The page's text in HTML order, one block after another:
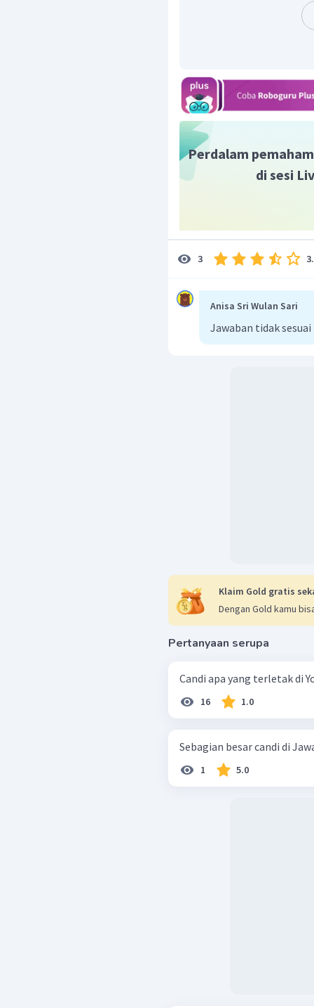
Dengan demikian,
ornamen figuratif yang
Perdalam
di sesi
3
Anisa Sri Wulan Sari
Jawaban tidak sesuai
Klaim Gold gratis
Dengan Gold kamu
Pertanyaan serupa
Candi apa yang terletak di
16 1.0
Sebagian besar candi di
1 5.0